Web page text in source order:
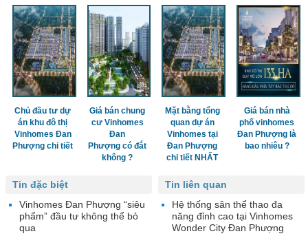
Chủ đầu tư dự
án khu đô thị
Vinhomes Đan
Phượng chi tiết
Giá bán chung
cư Vinhomes
Đan
Phượng có đắt
không ?
Mặt bằng tổng
quan dự án
Vinhomes tại
Đan Phượng
chi tiết NHẤT
Giá bán nhà
phố vinhomes
Đan Phượng là
bao nhiêu ?
Tin liên quan
Hệ thống sân thể thao đa
năng đỉnh cao tại Vinhomes
Wonder City Đan Phượng
Tin đặc biệt
Vinhomes Đan Phượng “siêu
phẩm” đầu tư không thể bỏ
qua